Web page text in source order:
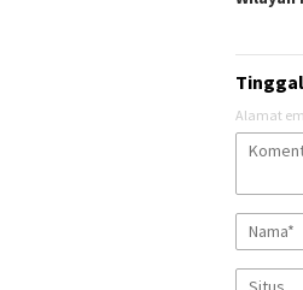
Alamat